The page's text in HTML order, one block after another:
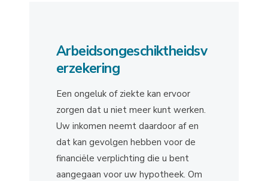
Arbeidsongeschiktheidsv
erzekering
Een ongeluk of ziekte kan ervoor
zorgen dat u niet meer kunt werken.
Uw inkomen neemt daardoor af en
dat kan gevolgen hebben voor de
financiële verplichting die u bent
aangegaan voor uw hypotheek. Om